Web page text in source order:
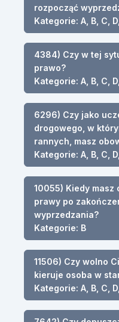
rozpocząć
Kategorie: A, B, C,
4384) Czy w tej
prawo?
Kategorie: A, B, C,
6296) Czy jako
drogowego, w
rannych, masz
Kategorie: A, B, C,
10055) Kiedy masz
prawy po
wyprzedzania?
Kategorie: B
11506) Czy wolno
kieruje osoba w
Kategorie: A, B, C,